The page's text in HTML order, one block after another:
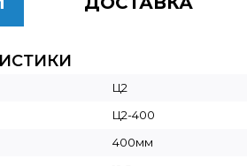
Ц2
Ц2-400
400мм